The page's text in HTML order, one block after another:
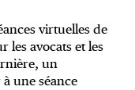
virtuelles de
les avocats et les
un
une séance